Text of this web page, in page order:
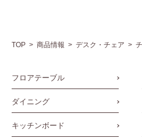
TOP 商品情報 デスク・チェア
フロアテーブル
ダイニング
キッチンボード